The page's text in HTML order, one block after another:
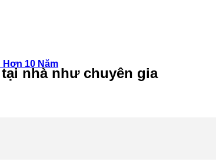
10 Năm
nhà như chuyên gia